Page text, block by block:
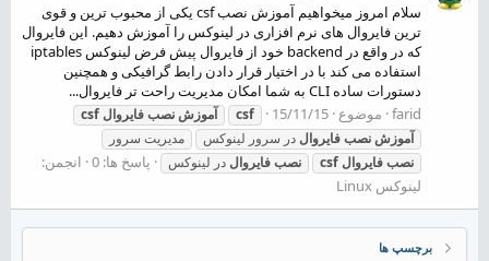
سلام امروز میخواهیم آموزش نصب csf یکی از محبوب ترین و قوی
ترین فایروال های نرم افزاری در لینوکس را آموزش دهیم. این فایروال
که در واقع در backend خود از فایروال پیش فرض لینوکس iptables
استفاده می کند با در اختیار قرار دادن رابط گرافیکی و همچنین
دستورات ساده CLI به شما امکان مدیریت راحت تر فایروال...
farid موضوع 15/11/15
csf آموزشنصبفایروال csf
آموزشنصبفایروال در سرور لینوکس
مدیریت سرور
نصبفایروال csf نصبفایروال در لینوکس پاسخ ها: 0
انجمن:
لینوکس Linux
برچسپ ها